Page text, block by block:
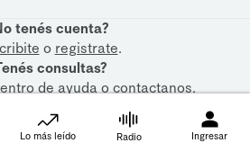
tenés cuenta?
o registrate.
consultas?
de ayudaocontactanos.
Lo más leído Radio Ingresar